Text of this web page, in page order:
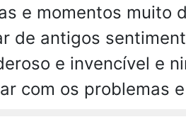
e momentos muito
de antigos
e invencível e
com os problemas